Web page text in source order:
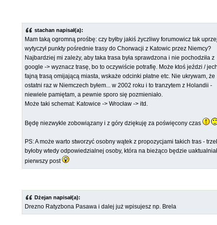
stachan napisał(a):
Mam taką ogromną prośbę: czy byłby jakiś życzliwy forumowicz tak
wytyczył punkty pośrednie trasy do Chorwacji z Katowic przez Niemcy?
Najbardziej mi zależy, aby taka trasa była sprawdzona i nie pochodziła z
google -> wyznacz trasę, bo to oczywiście potrafię. Może ktoś jeździ /
fajną trasą omijającą miasta, wskaże odcinki płatne etc. Nie ukrywam, że
ostatni raz w Niemczech byłem... w 2002 roku i to tranzytem z Holandii -
niewiele pamiętam, a pewnie sporo się pozmieniało.
Może taki schemat: Katowice -> Wrocław -> itd.
Będę niezwykle zobowiązany i z góry dziękuję za poświęcony czas
PS: A może warto stworzyć osobny wątek z propozycjami takich tras -
byłoby wtedy odpowiedzialnej osoby, która na bieżąco będzie
pierwszy post
Dżejan napisał(a):
Drezno Ratyzbona Pasawa i dalej już wpisujesz np. Brela